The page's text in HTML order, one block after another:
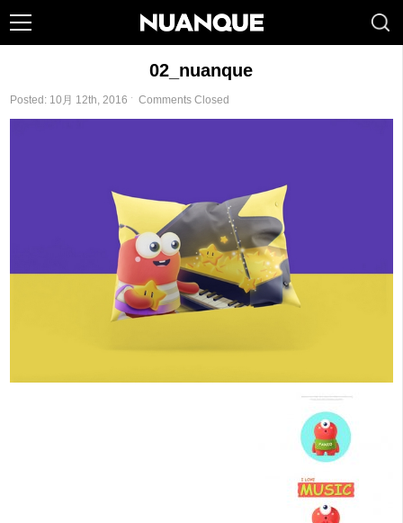
02_nuanque
Posted: 10月 12th, 2016 ˑ Comments Closed